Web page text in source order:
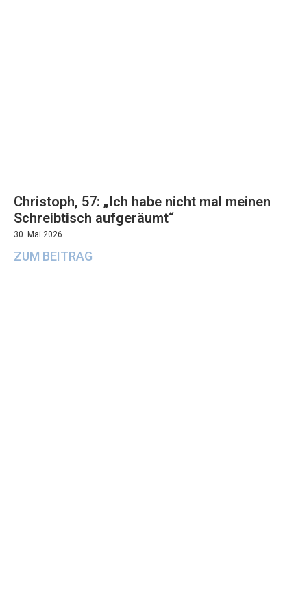
Christoph, 57: „Ich habe nicht mal meinen
Schreibtisch aufgeräumt“
30. Mai 2026
ZUM BEITRAG